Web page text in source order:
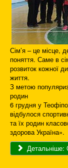
Сім’я – це місце,
поняття. Саме в
розвиток кожної
життя.
З метою
родин
6 грудня у
відбулося
та їх родин
здорова Україна».
Детальніше: